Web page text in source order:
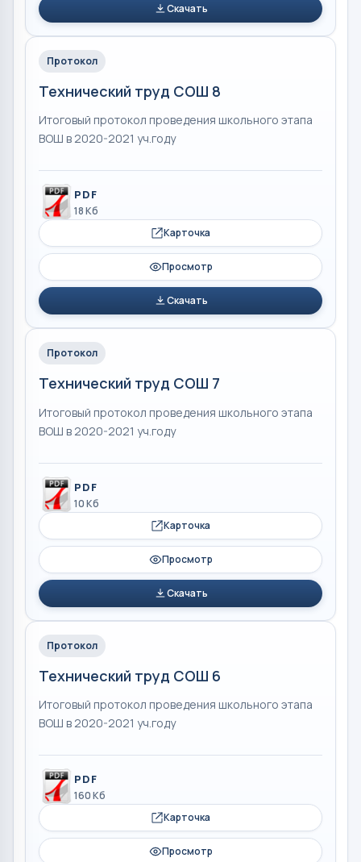
Скачать
Протокол
Технический труд СОШ 8
Итоговый протокол проведения школьного этапа
ВОШ в 2020-2021 уч.году
PDF
18 Кб
Карточка
Просмотр
Скачать
Протокол
Технический труд СОШ 7
Итоговый протокол проведения школьного этапа
ВОШ в 2020-2021 уч.году
PDF
10 Кб
Карточка
Просмотр
Скачать
Протокол
Технический труд СОШ 6
Итоговый протокол проведения школьного этапа
ВОШ в 2020-2021 уч.году
PDF
160 Кб
Карточка
Просмотр